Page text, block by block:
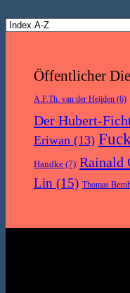
Öffentlicher
A.F.Th. van der Heijden (6)
Der Hubert-
Eriwan (13)
Handke (7) Rainald
Lin (15) Thomas